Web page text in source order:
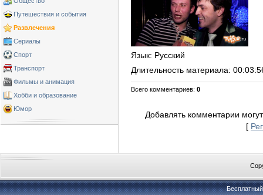
Путешествия и события
Развлечения
Сериалы
Спорт
Транспорт
Фильмы и анимация
Хобби и образование
Юмор
Язык: Русский
Длительность материала:
Всего комментариев: 0
Добавлять комментарии
[